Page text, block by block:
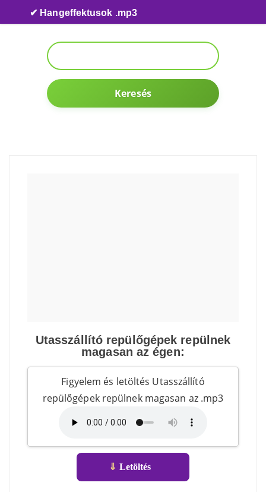
Skip to content
✔ Hangeffektusok .mp3
Keresés
Utasszállító repülőgépek repülnek
magasan az égen:
Figyelem és letöltés Utasszállító
repülőgépek repülnek magasan az .mp3
⇓ Letöltés